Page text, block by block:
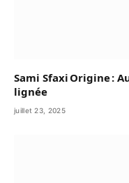
Sami Sfaxi Origine :
lignée
juillet 23, 2025